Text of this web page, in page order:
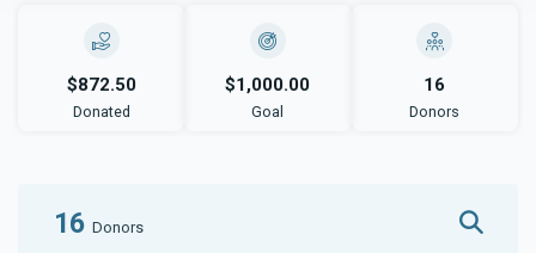
$872.50
Donated
$1,000.00
Goal
16
Donors
16 Donors